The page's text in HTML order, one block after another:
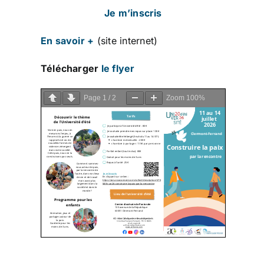
Je m’inscris
En savoir + (site internet)
Télécharger le flyer
Page 1 / 2 Zoom 100%